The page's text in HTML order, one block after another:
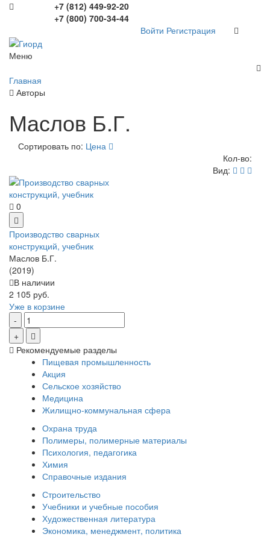
+7 (812) 449-92-20
+7 (800) 700-34-44
Войти Регистрация
Меню
Главная
Авторы
Маслов Б.Г.
Сортировать по: Цена
Кол-во:
Вид:
0
Производство сварных
конструкций, учебник
Маслов Б.Г.
(2019)
В наличии
2 105 руб.
Уже в корзине
Рекомендуемые разделы
Пищевая промышленность
Акция
Сельское хозяйство
Медицина
Жилищно-коммунальная сфера
Охрана труда
Полимеры, полимерные материалы
Психология, педагогика
Химия
Справочные издания
Строительство
Учебники и учебные пособия
Художественная литература
Экономика, менеджмент, политика